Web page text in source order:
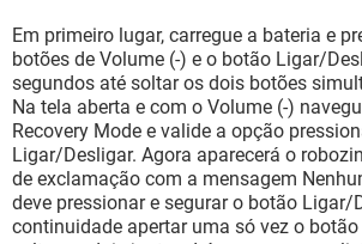
Em primeiro lugar, carregue a bateria e
botões de Volume (-) e o botão Ligar/
segundos até soltar os dois botões
Na tela aberta e com o Volume (-)
Recovery Mode e valide a opção
Ligar/Desligar. Agora aparecerá o
de exclamação com a mensagem
deve pressionar e segurar o botão Ligar/
continuidade apertar uma só vez o